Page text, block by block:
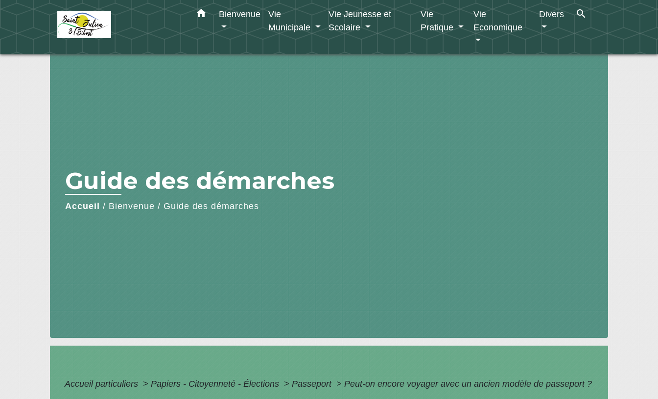
home Bienvenue
Vie
Municipale
Vie Jeunesse et
Scolaire
Vie
Pratique
Vie
Economique
Divers search
Guide des démarches
Accueil / Bienvenue / Guide des démarches
Accueil particuliers > Papiers - Citoyenneté - Élections > Passeport > Peut-on encore voyager avec un ancien modèle de passeport ?